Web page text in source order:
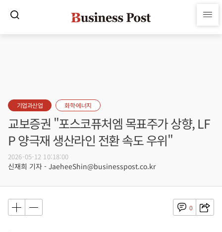
기업과산업 화학·에너지
교보증권 "포스코퓨처엠 목표주가 상향, LF
P 양극재 생산라인 전환 속도 우위"
2026-05-12 10:18:00
신재희 기자 - JaeheeShin@businesspost.co.kr
0